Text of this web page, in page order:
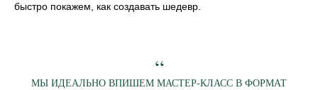
быстро покажем, как создавать шедевр.
“
МЫ ИДЕАЛЬНО ВПИШЕМ МАСТЕР-КЛАСС В ФОРМАТ